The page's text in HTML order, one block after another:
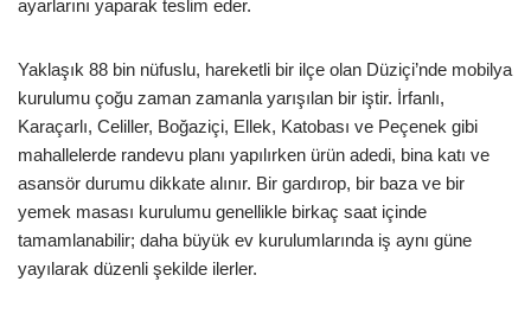
ayarlarını yaparak teslim eder.
Yaklaşık 88 bin nüfuslu, hareketli bir ilçe olan Düziçi’nde mobilya
kurulumu çoğu zaman zamanla yarışılan bir iştir. İrfanlı,
Karaçarlı, Celiller, Boğaziçi, Ellek, Katobası ve Peçenek gibi
mahallelerde randevu planı yapılırken ürün adedi, bina katı ve
asansör durumu dikkate alınır. Bir gardırop, bir baza ve bir
yemek masası kurulumu genellikle birkaç saat içinde
tamamlanabilir; daha büyük ev kurulumlarında iş aynı güne
yayılarak düzenli şekilde ilerler.